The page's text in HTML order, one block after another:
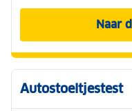
Naar
Autostoeltjestest